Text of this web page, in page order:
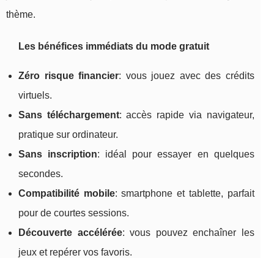
thème.
Les bénéfices immédiats du mode gratuit
Zéro risque financier: vous jouez avec des crédits
virtuels.
Sans téléchargement: accès rapide via navigateur,
pratique sur ordinateur.
Sans inscription: idéal pour essayer en quelques
secondes.
Compatibilité mobile: smartphone et tablette, parfait
pour de courtes sessions.
Découverte accélérée: vous pouvez enchaîner les
jeux et repérer vos favoris.